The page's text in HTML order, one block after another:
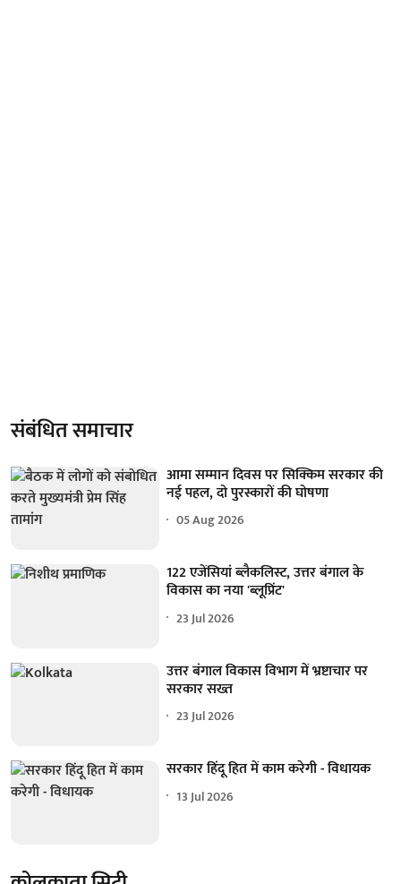
संबंधित समाचार
आमा सम्मान दिवस पर सिक्किम सरकार की
नई पहल, दो पुरस्कारों की घोषणा
05 Aug 2026
122 एजेंसियां ब्लैकलिस्ट, उत्तर बंगाल के
विकास का नया 'ब्लूप्रिंट'
23 Jul 2026
उत्तर बंगाल विकास विभाग में भ्रष्टाचार पर
सरकार सख्त
23 Jul 2026
सरकार हिंदू हित में काम करेगी - विधायक
13 Jul 2026